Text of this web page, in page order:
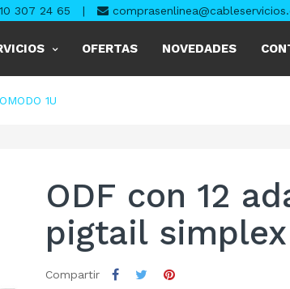
307 24 65 |
OFERTAS NOVEDADES
1U
ODF con 12
pigtail
Compartir